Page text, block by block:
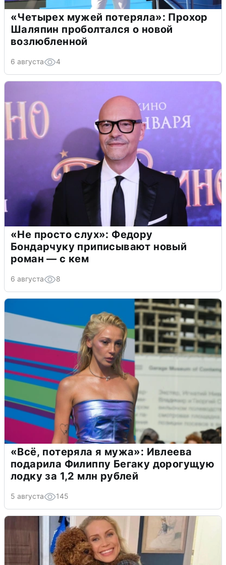
«Четырех мужей потеряла»: Прохор
Шаляпин проболтался о новой
возлюбленной
6 августа 4
«Не просто слух»: Федору
Бондарчуку приписывают новый
роман — с кем
6 августа 8
«Всё, потеряла я мужа»: Ивлеева
подарила Филиппу Бегаку дорогущую
лодку за 1,2 млн рублей
5 августа 145